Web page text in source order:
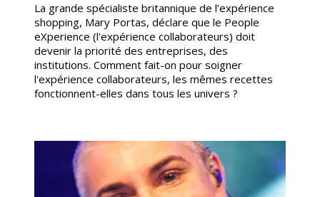
La grande spécialiste britannique de l’expérience
shopping, Mary Portas, déclare que le People
eXperience (l'expérience collaborateurs) doit
devenir la priorité des entreprises, des
institutions. Comment fait-on pour soigner
l'expérience collaborateurs, les mêmes recettes
fonctionnent-elles dans tous les univers ?